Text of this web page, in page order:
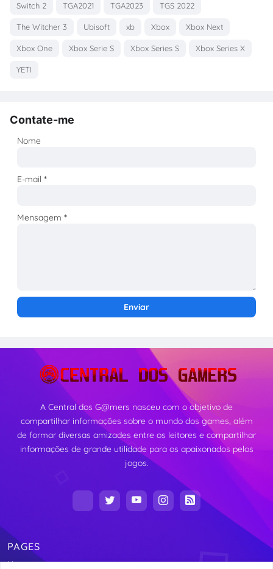
Switch 2 TGA2021 TGA2023 TGS 2022
The Witcher 3 Ubisoft xb Xbox Xbox Next
Xbox One Xbox Serie S Xbox Series S Xbox Series X
YETI
Contate-me
Nome
E-mail*
Mensagem*
A Central dos G@mers nasceu com o objetivo de
compartilhar informações sobre o mundo dos games, além
de formar diversas amizades entre os leitores e compartilhar
informações de grande utilidade para os apaixonados pelos
jogos.
PAGES
Home